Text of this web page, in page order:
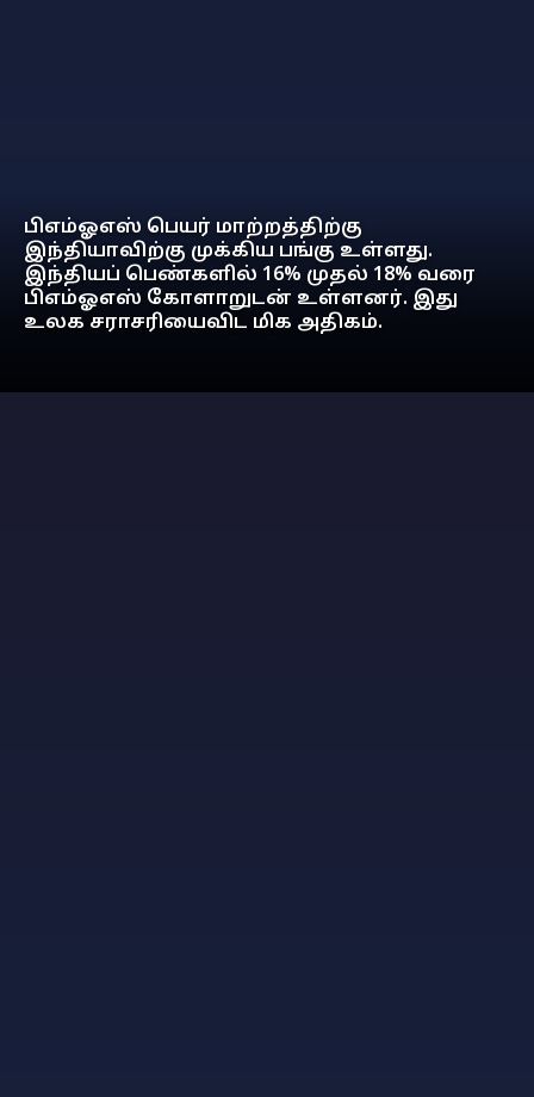
பிஎம்ஓஎஸ் பெயர் மாற்றத்திற்கு
இந்தியாவிற்கு முக்கிய பங்கு உள்ளது.
இந்தியப் பெண்களில் 16% முதல் 18% வரை
பிஎம்ஓஎஸ் கோளாறுடன் உள்ளனர். இது
உலக சராசரியைவிட மிக அதிகம்.